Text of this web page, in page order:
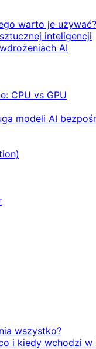
warto je używać?
inteligencji
AI
CPU vs GPU
modeli AI
wszystko?
i kiedy wchodzi w